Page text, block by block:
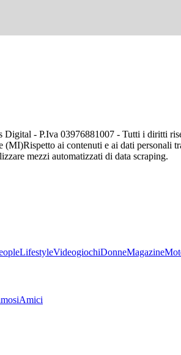
Digital - P.Iva 03976881007 - Tutti i diritti
(MI)Rispetto ai contenuti e ai dati personali
mezzi automatizzati di data scraping.
LifestyleVideogiochiDonneMagazine
Amici